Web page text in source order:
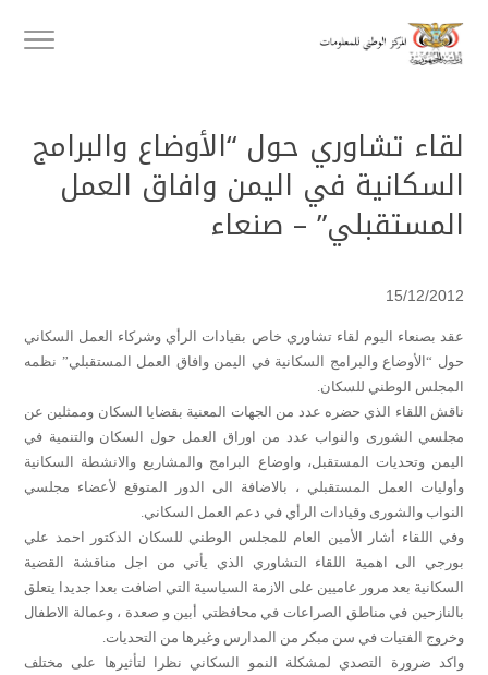
لقاء تشاوري حول “الأوضاع والبرامج
السكانية في اليمن وافاق العمل
المستقبلي” – صنعاء
15/12/2012
عقد بصنعاء اليوم لقاء تشاوري خاص بقيادات الرأي وشركاء العمل السكاني
حول “الأوضاع والبرامج السكانية في اليمن وافاق العمل المستقبلي” نظمه
المجلس الوطني للسكان.
ناقش اللقاء الذي حضره عدد من الجهات المعنية بقضايا السكان وممثلين عن
مجلسي الشورى والنواب عدد من اوراق العمل حول السكان والتنمية في
اليمن وتحديات المستقبل، واوضاع البرامج والمشاريع والانشطة السكانية
وأوليات العمل المستقبلي ، بالاضافة الى الدور المتوقع لأعضاء مجلسي
النواب والشورى وقيادات الرأي في دعم العمل السكاني.
وفي اللقاء أشار الأمين العام للمجلس الوطني للسكان الدكتور احمد علي
بورجي الى اهمية اللقاء التشاوري الذي يأتي من اجل مناقشة القضية
السكانية بعد مرور عاميين على الازمة السياسية التي اضافت بعدا جديدا يتعلق
بالنازحين في مناطق الصراعات في محافظتي أبين و صعدة ، وعمالة الاطفال
وخروج الفتيات في سن مبكر من المدارس وغيرها من التحديات.
واكد ضرورة التصدي لمشكلة النمو السكاني نظرا لتأثيرها على مختلف